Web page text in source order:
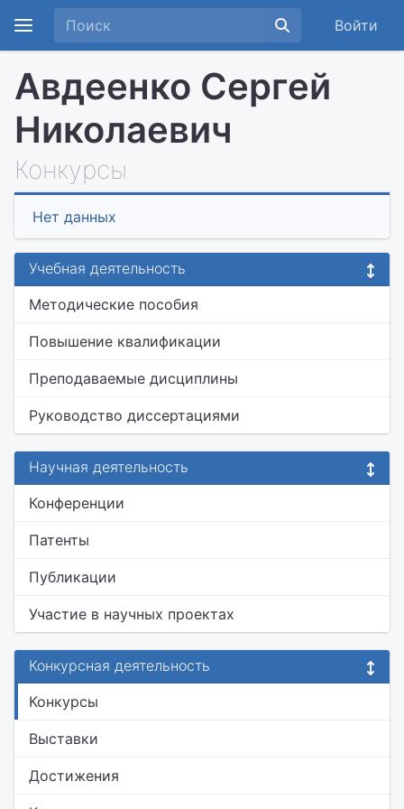
Войти
Авдеенко Сергей
Николаевич
Конкурсы
Нет данных
Учебная деятельность
Методические пособия
Повышение квалификации
Преподаваемые дисциплины
Руководство диссертациями
Научная деятельность
Конференции
Патенты
Публикации
Участие в научных проектах
Конкурсная деятельность
Конкурсы
Выставки
Достижения